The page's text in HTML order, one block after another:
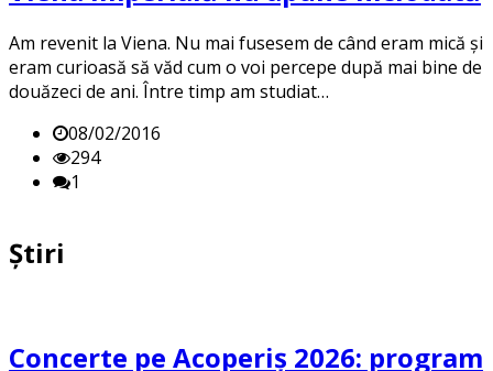
Am revenit la Viena. Nu mai fusesem de când eram mică şi
eram curioasă să văd cum o voi percepe după mai bine de
douăzeci de ani. Între timp am studiat…
08/02/2016
294
1
Știri
Concerte pe Acoperiș 2026: program